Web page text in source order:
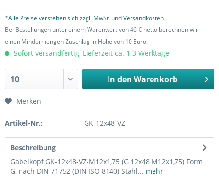
*Alle Preise verstehen sich zzgl. MwSt. und Versandkosten
Bei Bestellungen unter einem Warenwert von 46 € netto berechnen wir
einen Mindermengen-Zuschlag in Höhe von 10 Euro.
Sofort versandfertig, Lieferzeit ca. 1-3 Werktage
In den Warenkorb
Merken
Artikel-Nr.: GK-12x48-VZ
Beschreibung
Gabelkopf GK-12x48-VZ-M12x1,75 (G 12x48 M12x1,75) Form
G, nach DIN 71752 (DIN ISO 8140) Stahl... mehr